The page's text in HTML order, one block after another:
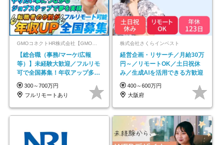
GMOコネクトHR株式会社【GMOインターネットグループ】
【総合職（事務/マーケ/広報
等）】未経験大歓迎／フルリモ
可で全国募集！年収アップ多数
★年休最大130日★
300～700万円
フルリモートあり
株式会社さくらインベスト
経営企画・リサーチ／月給30万
円～／リモートOK／土日祝休
み／生成AIを活用できる方歓迎
400～600万円
大阪府